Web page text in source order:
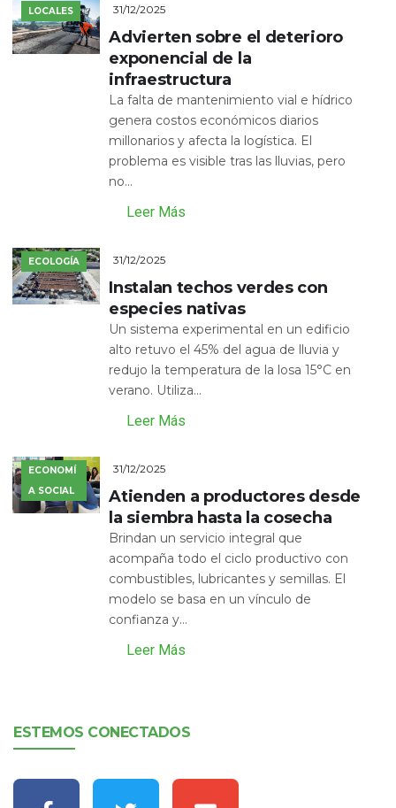
LOCALES 31/12/2025
Advierten sobre el deterioro
exponencial de la
infraestructura
La falta de mantenimiento vial e hídrico
genera costos económicos diarios
millonarios y afecta la logística. El
problema es visible tras las lluvias, pero
no...
Leer Más
ECOLOGÍA 31/12/2025
Instalan techos verdes con
especies nativas
Un sistema experimental en un edificio
alto retuvo el 45% del agua de lluvia y
redujo la temperatura de la losa 15°C en
verano. Utiliza...
Leer Más
ECONOMÍ
A SOCIAL
31/12/2025
Atienden a productores desde
la siembra hasta la cosecha
Brindan un servicio integral que
acompaña todo el ciclo productivo con
combustibles, lubricantes y semillas. El
modelo se basa en un vínculo de
confianza y...
Leer Más
ESTEMOS CONECTADOS